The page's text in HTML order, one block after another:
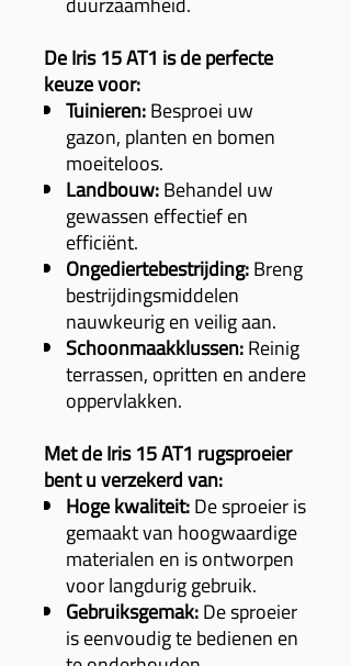
De Iris 15 AT1 is de perfecte
keuze voor:
Tuinieren:Besproei uw
gazon, planten en bomen
moeiteloos.
Landbouw:Behandel uw
gewassen effectief en
efficiënt.
Ongediertebestrijding:Breng
bestrijdingsmiddelen
nauwkeurig en veilig aan.
Schoonmaakklussen:Reinig
terrassen, opritten en andere
oppervlakken.
Met de Iris 15 AT1 rugsproeier
bent u verzekerd van:
Hoge kwaliteit:De sproeier is
gemaakt van hoogwaardige
materialen en is ontworpen
voor langdurig gebruik.
Gebruiksgemak:De sproeier
is eenvoudig te bedienen en